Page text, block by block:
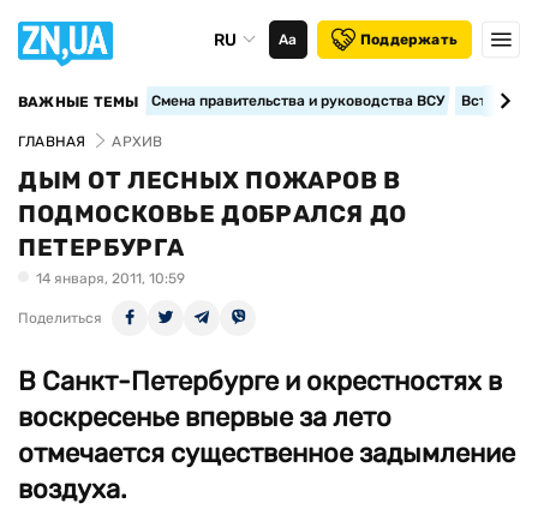
RU Аа Поддержать
ВАЖНЫЕ ТЕМЫ Смена правительства и руководства ВСУ
ГЛАВНАЯ АРХИВ
ДЫМ ОТ ЛЕСНЫХ ПОЖАРОВ В
ПОДМОСКОВЬЕ ДОБРАЛСЯ ДО
ПЕТЕРБУРГА
14 января, 2011, 10:59
Поделиться
В Санкт-Петербурге и окрестностях в
воскресенье впервые за лето
отмечается существенное задымление
воздуха.